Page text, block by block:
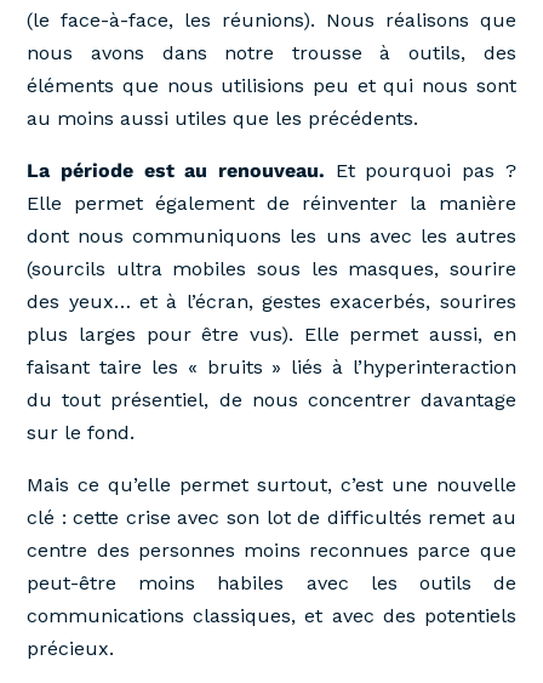
(le face-à-face, les réunions). Nous réalisons que
nous avons dans notre trousse à outils, des
éléments que nous utilisions peu et qui nous sont
au moins aussi utiles que les précédents.
La période est au renouveau. Et pourquoi pas ?
Elle permet également de réinventer la manière
dont nous communiquons les uns avec les autres
(sourcils ultra mobiles sous les masques, sourire
des yeux… et à l’écran, gestes exacerbés, sourires
plus larges pour être vus). Elle permet aussi, en
faisant taire les « bruits » liés à l’hyperinteraction
du tout présentiel, de nous concentrer davantage
sur le fond.
Mais ce qu’elle permet surtout, c’est une nouvelle
clé : cette crise avec son lot de difficultés remet au
centre des personnes moins reconnues parce que
peut-être moins habiles avec les outils de
communications classiques, et avec des potentiels
précieux.